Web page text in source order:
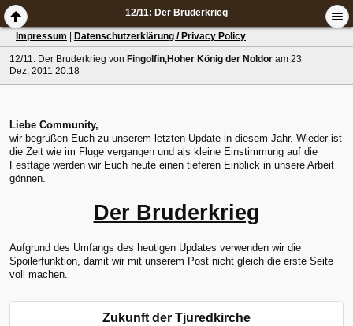
12/11: Der Bruderkrieg
Impressum Datenschutzerklärung / Privacy Policy
12/11: Der Bruderkrieg von Fingolfin,Hoher König der Noldor am 23
Dez, 2011 20:18
Liebe Community,
wir begrüßen Euch zu unserem letzten Update in diesem Jahr. Wieder ist
die Zeit wie im Fluge vergangen und als kleine Einstimmung auf die
Festtage werden wir Euch heute einen tieferen Einblick in unsere Arbeit
gönnen.
Der Bruderkrieg
Aufgrund des Umfangs des heutigen Updates verwenden wir die
Spoilerfunktion, damit wir mit unserem Post nicht gleich die erste Seite
voll machen.
Zukunft der Tjuredkirche